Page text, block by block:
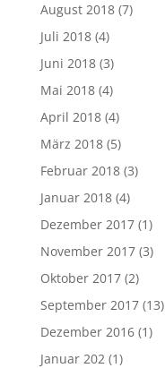
August 2018(7)
Juli 2018(4)
Juni 2018(3)
Mai 2018(4)
April 2018(4)
März 2018(5)
Februar 2018(3)
Januar 2018(4)
Dezember 2017(1)
November 2017(3)
Oktober 2017(2)
September 2017(13)
Dezember 2016(1)
Januar 202(1)